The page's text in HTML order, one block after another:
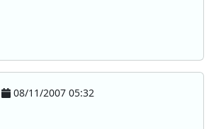
08/11/2007 05:32